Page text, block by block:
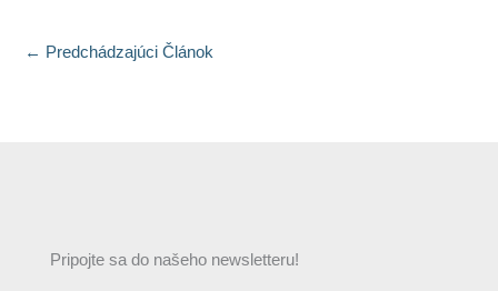
← Predchádzajúci Článok
Pripojte sa do našeho newsletteru!